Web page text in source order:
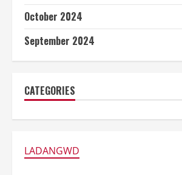
October 2024
September 2024
CATEGORIES
LADANGWD